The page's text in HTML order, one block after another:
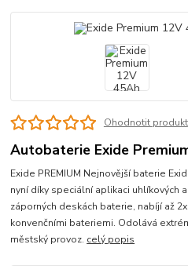
Ohodnotit produkt
Autobaterie Exide
Exide PREMIUM Nejnovější baterie
nyní díky speciální aplikaci uhlíkových
záporných deskách baterie, nabíjí až
konvenčními bateriemi. Odolává
městský provoz. celý popis